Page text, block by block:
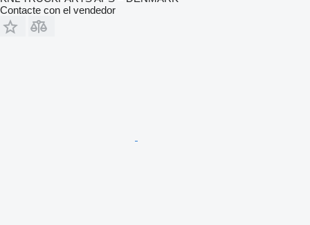
Contacte con el vendedor